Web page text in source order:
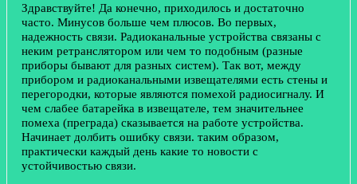
Здравствуйте! Да конечно, приходилось и достаточно
часто. Минусов больше чем плюсов. Во первых,
надежность связи. Радиоканальные устройства связаны с
неким ретранслятором или чем то подобным (разные
приборы бывают для разных систем). Так вот, между
прибором и радиоканальными извещателями есть стены и
перегородки, которые являются помехой радиосигналу. И
чем слабее батарейка в извещателе, тем значительнее
помеха (преграда) сказывается на работе устройства.
Начинает долбить ошибку связи. таким образом,
практически каждый день какие то новости с
устойчивостью связи.